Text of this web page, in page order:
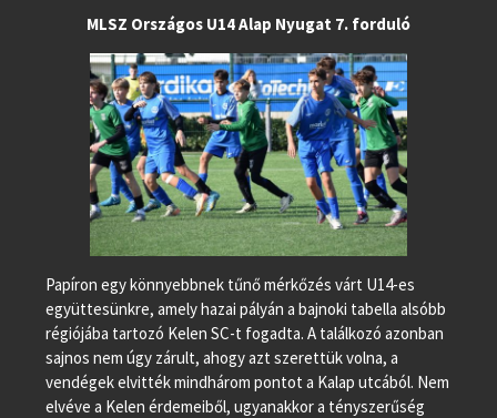
MLSZ Országos U14 Alap Nyugat 7. forduló
Papíron egy könnyebbnek tűnő mérkőzés várt U14-es
együttesünkre, amely hazai pályán a bajnoki tabella alsóbb
régiójába tartozó Kelen SC-t fogadta. A találkozó azonban
sajnos nem úgy zárult, ahogy azt szerettük volna, a
vendégek elvitték mindhárom pontot a Kalap utcából. Nem
elvéve a Kelen érdemeiből, ugyanakkor a tényszerűség